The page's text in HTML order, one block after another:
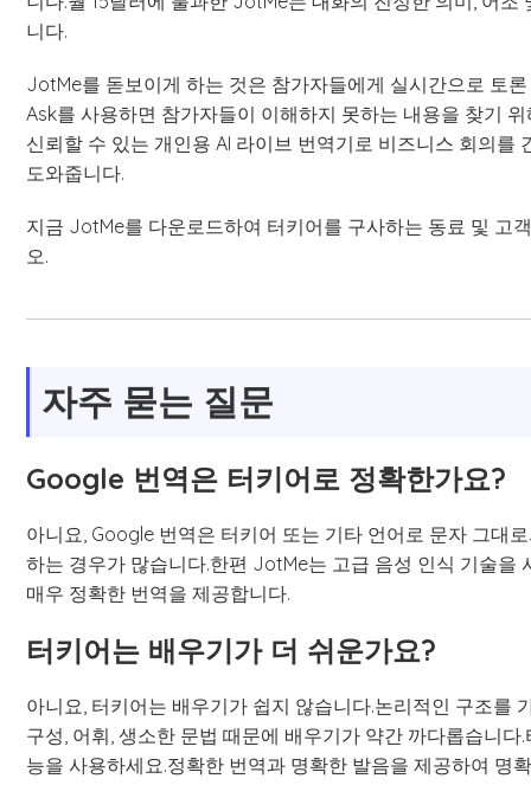
니다.
JotMe를 돋보이게 하는 것은 참가자들에게 실시간으로 토
Ask를 사용하면 참가자들이 이해하지 못하는 내용을 찾기
신뢰할 수 있는 개인용 AI 라이브 번역기로 비즈니스 회의
도와줍니다.
지금 JotMe를 다운로드하여 터키어를 구사하는 동료 및 고
오.
자주 묻는 질문
Google 번역은 터키어로 정확한가요?
아니요, Google 번역은 터키어 또는 기타 언어로 문자 그대
하는 경우가 많습니다.한편 JotMe는 고급 음성 인식 기술을
매우 정확한 번역을 제공합니다.
터키어는 배우기가 더 쉬운가요?
아니요, 터키어는 배우기가 쉽지 않습니다.논리적인 구조를
구성, 어휘, 생소한 문법 때문에 배우기가 약간 까다롭습니
능을 사용하세요.정확한 번역과 명확한 발음을 제공하여 명